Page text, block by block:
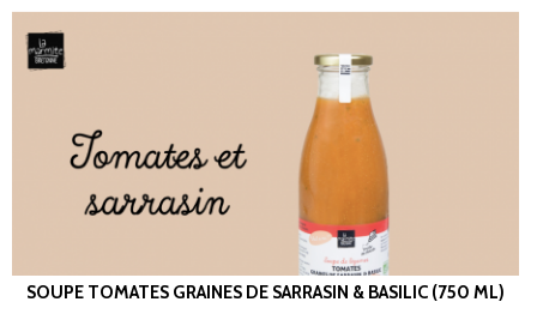
SOUPE TOMATES GRAINES DE SARRASIN & BASILIC (750 ML)